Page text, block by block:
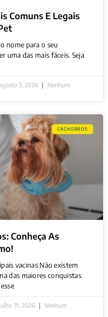
Comuns E Legais
nome para o seu
uma das mais fáceis. Seja
3, 2026
Nenhum
CACHORROS
Conheça As
vacinas Não existem
das maiores conquistas
julho 31, 2026
Nenhum